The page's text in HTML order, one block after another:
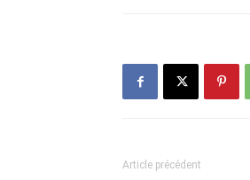
Article précédent